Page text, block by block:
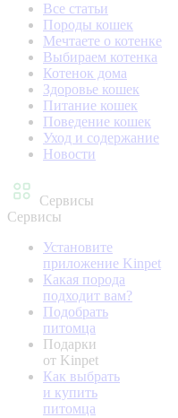
Все статьи
Породы кошек
Мечтаете о котенке
Выбираем котенка
Котенок дома
Здоровье кошек
Питание кошек
Поведение кошек
Уход и содержание
Новости
Сервисы
Сервисы
Установите
приложение Kinpet
Какая порода
подходит вам?
Подобрать
питомца
Подарки
от Kinpet
Как выбрать
и купить
питомца